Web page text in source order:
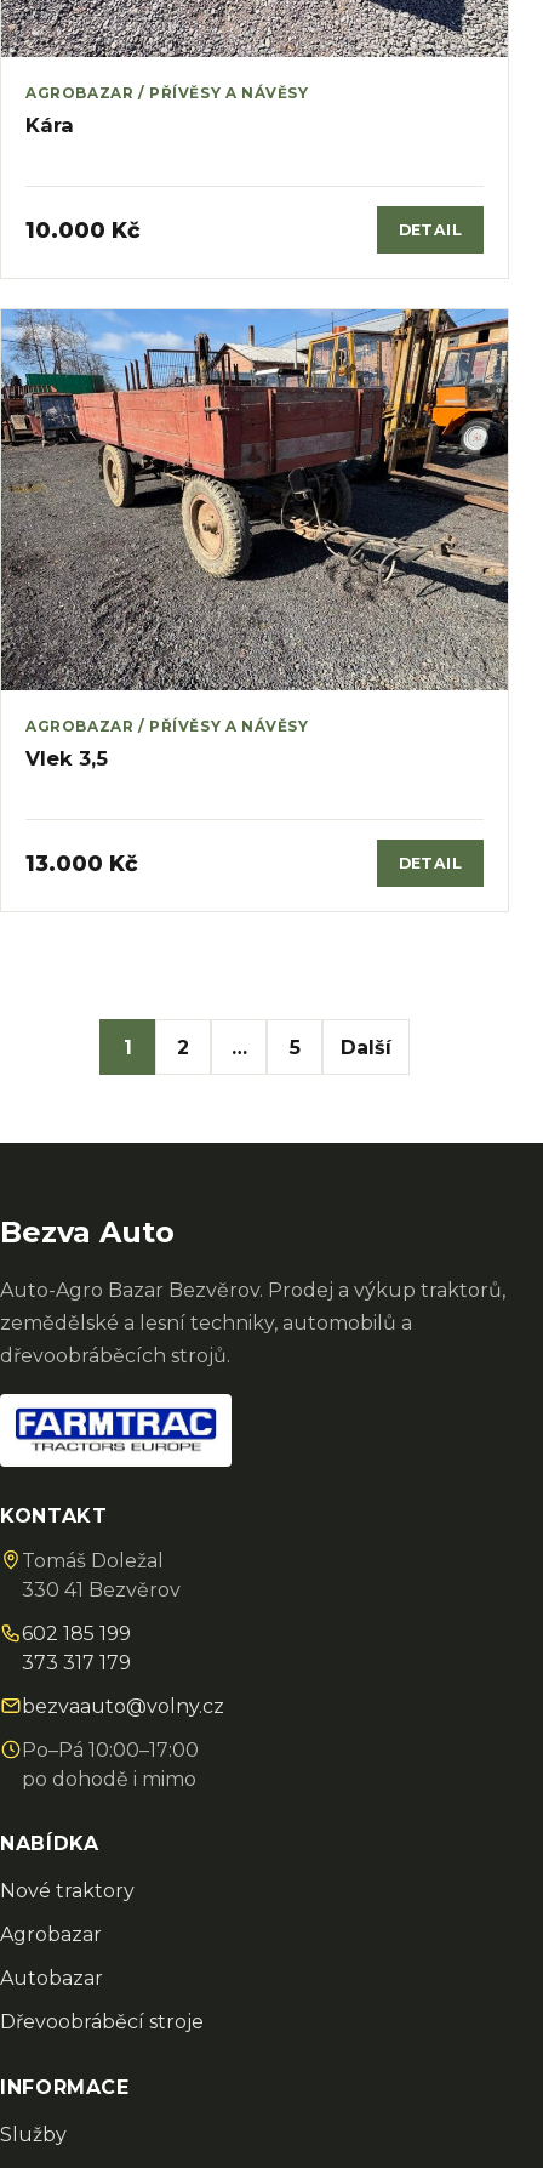
AGROBAZAR / PŘÍVĚSY A NÁVĚSY
Kára
10.000 Kč DETAIL
AGROBAZAR / PŘÍVĚSY A NÁVĚSY
Vlek 3,5
13.000 Kč DETAIL
1 2 … 5 Další
Bezva Auto
Auto-Agro Bazar Bezvěrov. Prodej a výkup traktorů,
zemědělské a lesní techniky, automobilů a
dřevoobráběcích strojů.
KONTAKT
Tomáš Doležal
330 41 Bezvěrov
602 185 199
373 317 179
bezvaauto@volny.cz
Po–Pá 10:00–17:00
po dohodě i mimo
NABÍDKA
Nové traktory
Agrobazar
Autobazar
Dřevoobráběcí stroje
INFORMACE
Služby